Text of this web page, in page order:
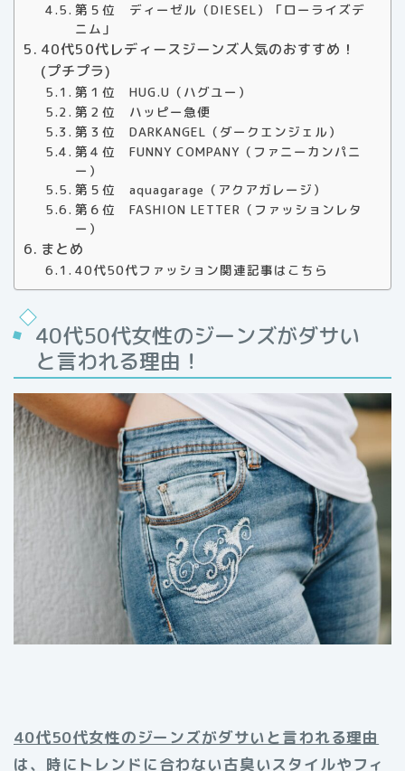
第５位 ディーゼル（DIESEL）「ローライズデ
ニム」
40代50代レディースジーンズ人気のおすすめ！
(プチプラ)
第１位 HUG.U（ハグユー）
第２位 ハッピー急便
第３位 DARKANGEL（ダークエンジェル）
第４位 FUNNY COMPANY（ファニーカンパニ
ー）
第５位 aquagarage（アクアガレージ）
第６位 FASHION LETTER（ファッションレタ
ー）
まとめ
40代50代ファッション関連記事はこちら
40代50代女性のジーンズがダサい
と言われる理由！
40代50代女性のジーンズがダサいと言われる理由
は、時にトレンドに合わない古臭いスタイルやフィ